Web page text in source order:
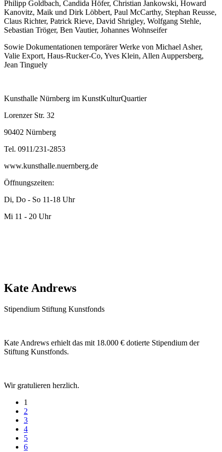
Philipp Goldbach, Candida Höfer, Christian Jankowski, Howard
Kanovitz, Maik und Dirk Löbbert, Paul McCarthy, Stephan Reusse,
Claus Richter, Patrick Rieve, David Shrigley, Wolfgang Stehle,
Sebastian Tröger, Ben Vautier, Johannes Wohnseifer
Sowie Dokumentationen temporärer Werke von Michael Asher,
Valie Export, Haus-Rucker-Co, Yves Klein, Allen Auppersberg,
Jean Tinguely
Kunsthalle Nürnberg im KunstKulturQuartier
Lorenzer Str. 32
90402 Nürnberg
Tel. 0911/231-2853
www.kunsthalle.nuernberg.de
Öffnungszeiten:
Di, Do - So 11-18 Uhr
Mi 11 - 20 Uhr
Kate Andrews
Stipendium Stiftung Kunstfonds
Kate Andrews erhielt das mit 18.000 € dotierte Stipendium der
Stiftung Kunstfonds.
Wir gratulieren herzlich.
1
2
3
4
5
6